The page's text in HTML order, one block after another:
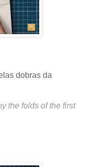
dobras da
the folds of the first